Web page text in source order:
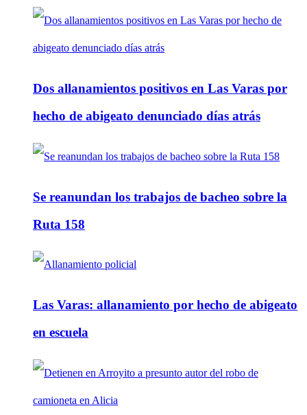
Dos allanamientos positivos en Las Varas por
hecho de abigeato denunciado días atrás
Se reanundan los trabajos de bacheo sobre la
Ruta 158
Las Varas: allanamiento por hecho de abigeato
en escuela